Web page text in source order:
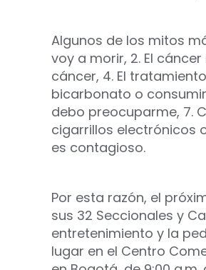
Algunos de los mitos
voy a morir, 2. El
cáncer, 4. El
bicarbonato o
debo preocuparme, 7.
cigarrillos electrónicos
es contagioso.
Por esta razón, el
sus 32 Seccionales y
entretenimiento y la
lugar en el Centro